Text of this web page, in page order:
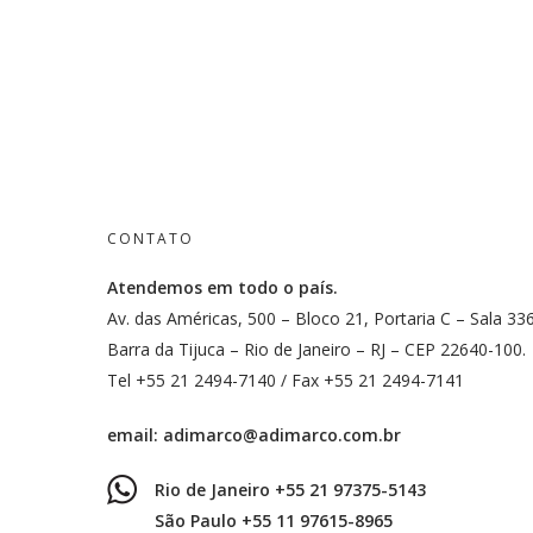
CONTATO
Atendemos em todo o país.
Av. das Américas, 500 – Bloco 21, Portaria C – Sala
Barra da Tijuca – Rio de Janeiro – RJ – CEP 22640-100.
Tel +55 21 2494-7140 / Fax +55 21 2494-7141
email: adimarco@adimarco.com.br
Rio de Janeiro +55 21 97375-5143
São Paulo +55 11 97615-8965